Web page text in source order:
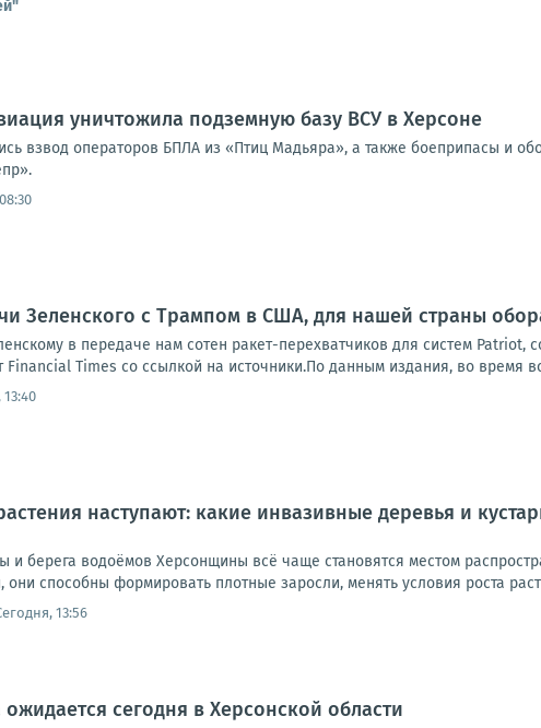
уничтожила подземную базу ВСУ в Херсоне
взвод операторов БПЛА из «Птиц Мадьяра», а также боеприпасы и
Зеленского с Трампом в США, для нашей страны
в передаче нам сотен ракет-перехватчиков для систем Patriot,
Times со ссылкой на источники.По данным издания, во время
наступают: какие инвазивные деревья и
и берега водоёмов Херсонщины всё чаще становятся местом
они способны формировать плотные заросли, менять условия роста
13:56
сегодня в Херсонской области